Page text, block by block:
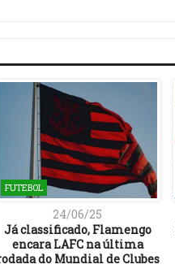
FUTEBOL
24/06/25
Já classificado, Flamengo
encara LAFC na última
do Mundial de Clubes